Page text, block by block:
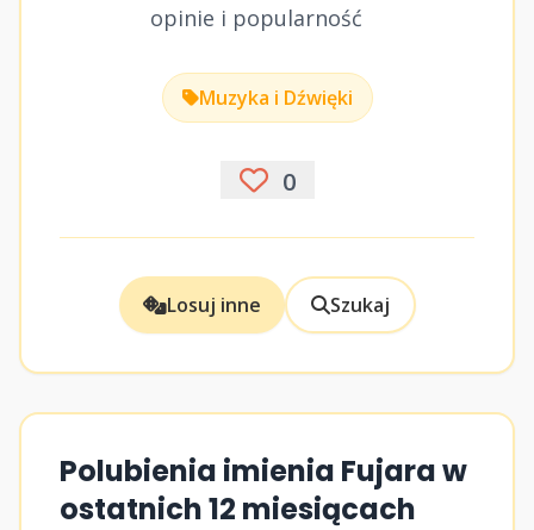
opinie i popularność
Muzyka i Dźwięki
0
Losuj inne Szukaj
Polubienia imienia Fujara w
ostatnich 12 miesiącach